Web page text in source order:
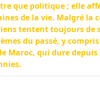
que politique ; elle
de la vie. Malgré la
tentent toujours de
du passé, y
Maroc, qui dure